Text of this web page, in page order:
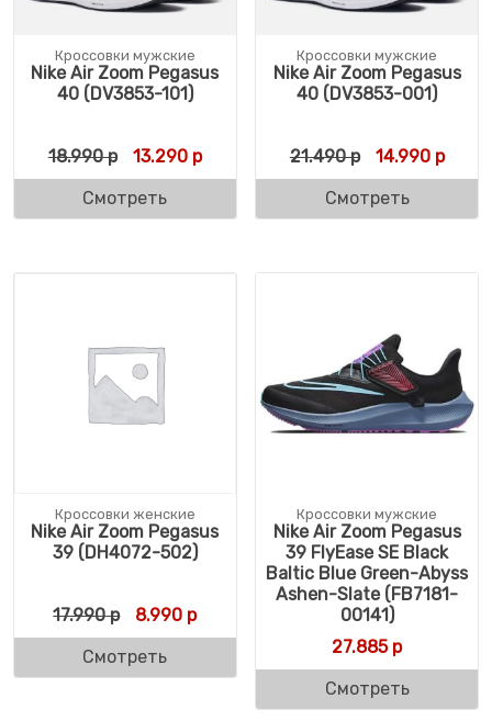
Кроссовки мужские
Nike Air Zoom Pegasus
40 (DV3853-101)
18.990р Первоначальная цена составляла 18.990
13.290рТекущая цена: 13.290 р.
Смотреть
Кроссовки мужские
Nike Air Zoom Pegasus
40 (DV3853-001)
21.490р 14.990р
Смотреть
Кроссовки женские
Nike Air Zoom Pegasus
39 (DH4072-502)
17.990р Первоначальная цена составляла 17.990
8.990 рТекущая цена: 8.990 р.
Смотреть
Кроссовки мужские
Nike Air Zoom Pegasus
39 FlyEase SE Black
Baltic Blue Green-Abyss
Ashen-Slate (FB7181-
00141)
27.885р
Смотреть